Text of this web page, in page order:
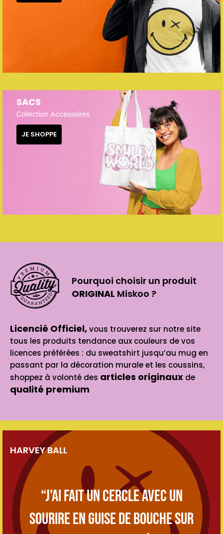
SACS
Collection Accessoires
JE SHOPPE
Pourquoi choisir un produit
ORIGINAL Miskoo ?
Licencié Officiel,vous trouverez sur notre site
tous les produits tendance aux couleurs de vos
licences préférées : du sweatshirt jusqu’au mug en
passant par la décoration murale et les coussins,
shoppez à volonté des articles originaux de
qualité premium
HARVEY BALL
“J'ai fait un cercle avec un
sourire en guise de bouche sur